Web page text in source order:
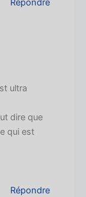
ultra
dire que
qui est
Répondre